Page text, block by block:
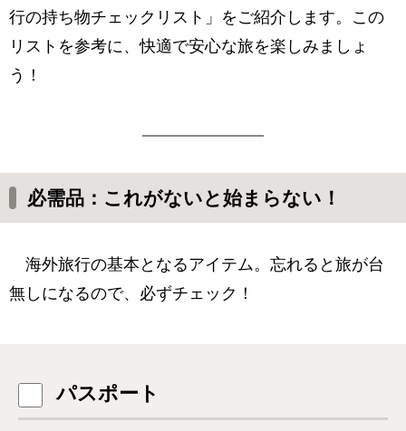
行の持ち物チェックリスト」をご紹介します。この
リストを参考に、快適で安心な旅を楽しみましょ
う！
必需品：これがないと始まらない！
海外旅行の基本となるアイテム。忘れると旅が台
無しになるので、必ずチェック！
パスポート